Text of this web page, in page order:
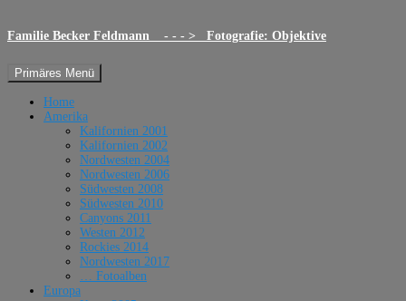
Familie Becker Feldmann - - - > Fotografie: Objektive
Suchen
Primäres Menü Zum
Inhalt
Home
Amerika
Kalifornien 2001
Kalifornien 2002
Nordwesten 2004
Nordwesten 2006
Südwesten 2008
Südwesten 2010
Canyons 2011
Westen 2012
Rockies 2014
Nordwesten 2017
… Fotoalben
Europa